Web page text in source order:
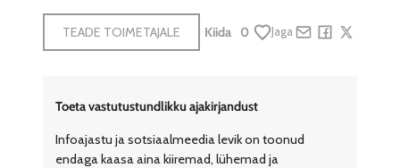
TEADE TOIMETAJALE Kiida 0 Jaga
Toeta vastutustundlikku ajakirjandust
Infoajastu ja sotsiaalmeedia levik on toonud
endaga kaasa aina kiiremad, lühemad ja